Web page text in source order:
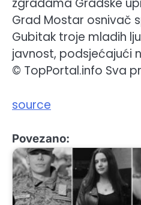
zgradama Gradske
Grad Mostar osnivač
Gubitak troje mladih
javnost, podsjećajući
© TopPortal.info Sva
source
Povezano: